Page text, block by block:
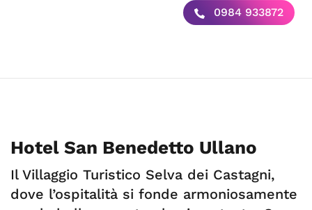
0984 933872
Hotel San Benedetto Ullano
Il Villaggio Turistico Selva dei Castagni,
dove l’ospitalità si fonde armoniosamente